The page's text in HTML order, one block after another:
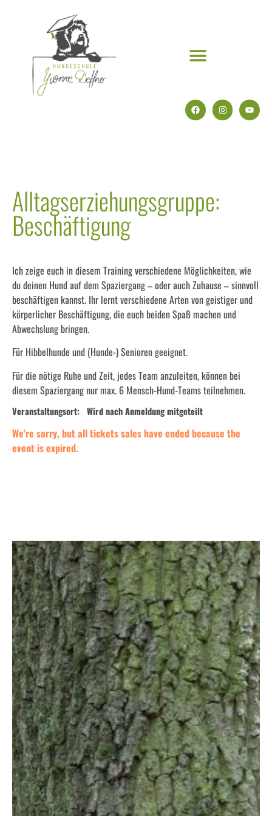
Alltagserziehungsgruppe:
Beschäftigung
Ich zeige euch in diesem Training verschiedene Möglichkeiten, wie
du deinen Hund auf dem Spaziergang – oder auch Zuhause – sinnvoll
beschäftigen kannst. Ihr lernt verschiedene Arten von geistiger und
körperlicher Beschäftigung, die euch beiden Spaß machen und
Abwechslung bringen.
Für Hibbelhunde und (Hunde-) Senioren geeignet.
Für die nötige Ruhe und Zeit, jedes Team anzuleiten, können bei
diesem Spaziergang nur max. 6 Mensch-Hund-Teams teilnehmen.
Veranstaltungsort: Wird nach Anmeldung mitgeteilt
We're sorry, but all tickets sales have ended because the
event is expired.